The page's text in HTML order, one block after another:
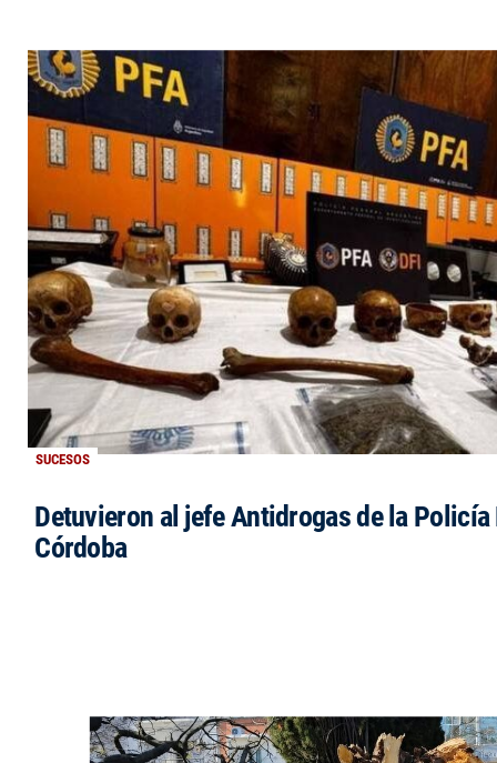
SUCESOS
Detuvieron al jefe Antidrogas de la Policía
Córdoba